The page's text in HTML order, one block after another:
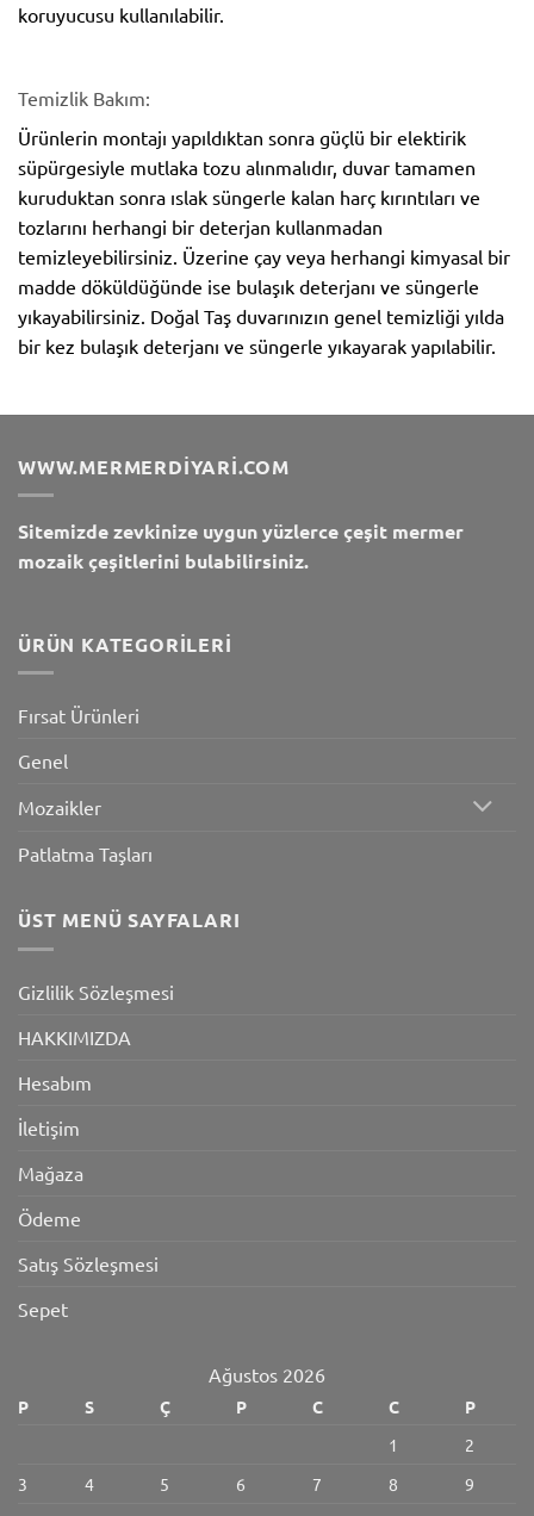
koruyucusu kullanılabilir.
Temizlik Bakım:
Ürünlerin montajı yapıldıktan sonra güçlü bir elektirik
süpürgesiyle mutlaka tozu alınmalıdır, duvar tamamen
kuruduktan sonra ıslak süngerle kalan harç kırıntıları ve
tozlarını herhangi bir deterjan kullanmadan
temizleyebilirsiniz. Üzerine çay veya herhangi kimyasal bir
madde döküldüğünde ise bulaşık deterjanı ve süngerle
yıkayabilirsiniz. Doğal Taş duvarınızın genel temizliği yılda
bir kez bulaşık deterjanı ve süngerle yıkayarak yapılabilir.
WWW.MERMERDIYARI.COM
Sitemizde zevkinize uygun yüzlerce çeşit mermer
mozaik çeşitlerini bulabilirsiniz.
ÜRÜN KATEGORILERI
Fırsat Ürünleri
Genel
Mozaikler
Patlatma Taşları
ÜST MENÜ SAYFALARI
Gizlilik Sözleşmesi
HAKKIMIZDA
Hesabım
İletişim
Mağaza
Ödeme
Satış Sözleşmesi
Sepet
Ağustos 2026
P S Ç P C C
P
1
2
3
4 5 6 7 8
9